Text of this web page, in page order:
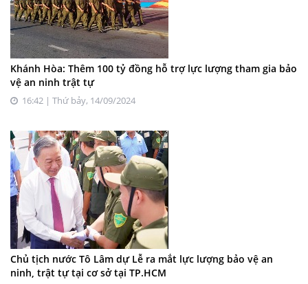
Khánh Hòa: Thêm 100 tỷ đồng hỗ trợ lực lượng tham gia bảo
vệ an ninh trật tự
16:42 | Thứ bảy, 14/09/2024
Chủ tịch nước Tô Lâm dự Lễ ra mắt lực lượng bảo vệ an
ninh, trật tự tại cơ sở tại TP.HCM